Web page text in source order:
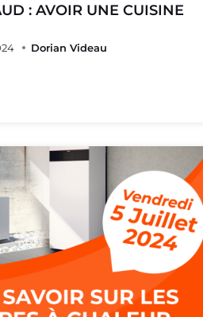
: AVOIR UNE CUISINE
Dorian Videau